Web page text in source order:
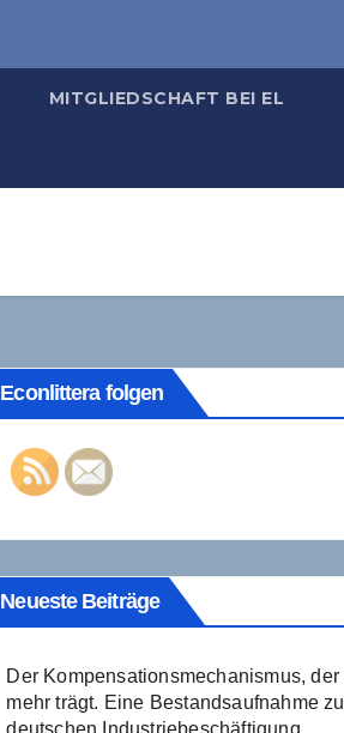
MITGLIEDSCHAFT BEI EL
Econlittera folgen
Neueste Beiträge
Der Kompensationsmechanismus, der
mehr trägt. Eine Bestandsaufnahme
deutschen Industriebeschäftigung